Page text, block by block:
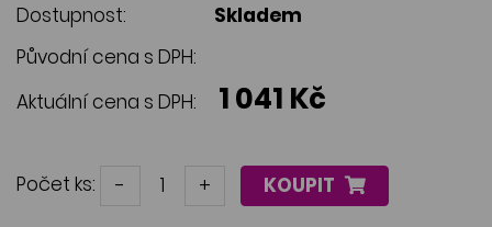
Dostupnost:
Skladem
Původní cena s DPH:
Aktuální cena s DPH:
1 041 Kč
Počet ks: - + KOUPIT